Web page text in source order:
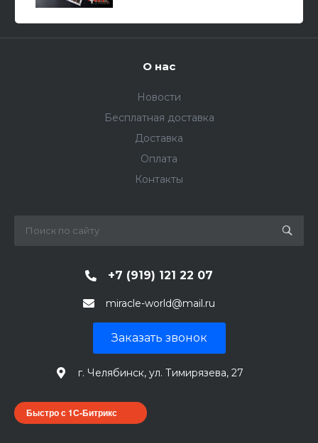
О нас
Новости
Бесплатная доставка
Доставка
Оплата
Контакты
+7 (919) 121 22 07
miracle-world@mail.ru
Заказать звонок
г. Челябинск, ул. Тимирязева, 27
Быстро с 1С-Битрикс